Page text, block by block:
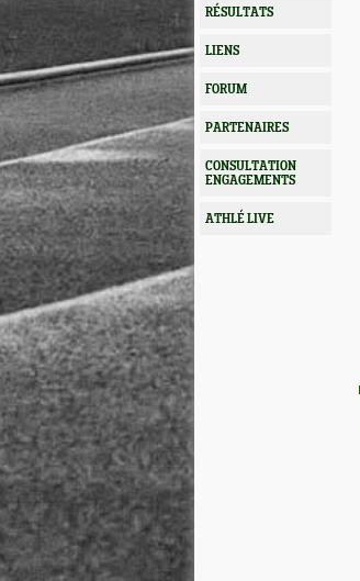
RÉSULTATS
LIENS
FORUM
PARTENAIRES
CONSULTATION
ENGAGEMENTS
ATHLÉ LIVE